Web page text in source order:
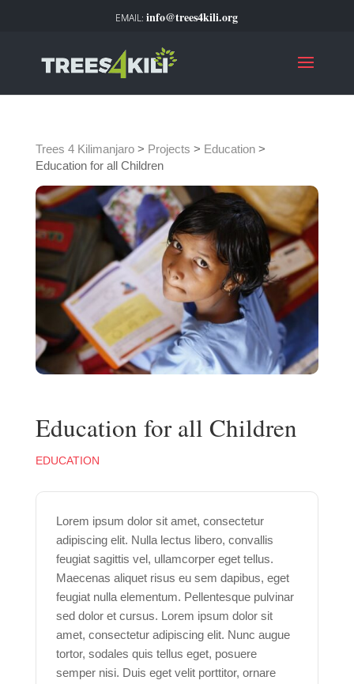
info@trees4kili.org
Trees 4 Kilimanjaro> Projects > Education>
Education for all Children
Education for all Children
EDUCATION
Lorem ipsum dolor sit amet, consectetur
adipiscing elit. Nulla lectus libero, convallis
feugiat sagittis vel, ullamcorper eget tellus.
Maecenas aliquet risus eu sem dapibus, eget
feugiat nulla elementum. Pellentesque pulvinar
sed dolor et cursus. Lorem ipsum dolor sit
amet, consectetur adipiscing elit. Nunc augue
tortor, sodales quis tellus eget, posuere
semper nisi. Duis eget velit porttitor, ornare